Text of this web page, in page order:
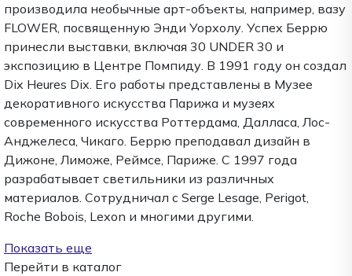
производила необычные арт-объекты, например, вазу
FLOWER, посвященную Энди Уорхолу. Успех Беррю
принесли выставки, включая 30 UNDER 30 и
экспозицию в Центре Помпиду. В 1991 году он создал
Dix Heures Dix. Его работы представлены в Музее
декоративного искусства Парижа и музеях
современного искусства Роттердама, Далласа, Лос-
Анджелеса, Чикаго. Беррю преподавал дизайн в
Дижоне, Лиможе, Реймсе, Париже. С 1997 года
разрабатывает светильники из различных
материалов. Сотрудничал с Serge Lesage, Perigot,
Roche Bobois, Lexon и многими другими.
Показать еще
Перейти в каталог